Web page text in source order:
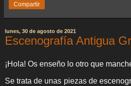
Compartir
lunes, 30 de agosto de 2021
Escenografía Antigua
¡Hola! Os enseño lo otro que
Se trata de unas piezas de